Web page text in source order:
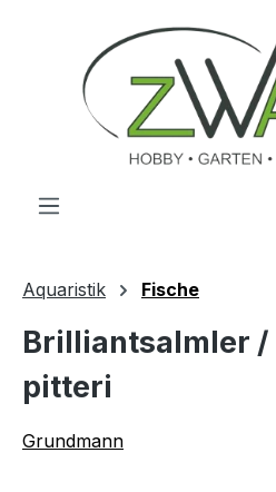
Zum Hauptinhalt springen
Aquaristik Fische
Brilliantsalmler /
pitteri
Grundmann